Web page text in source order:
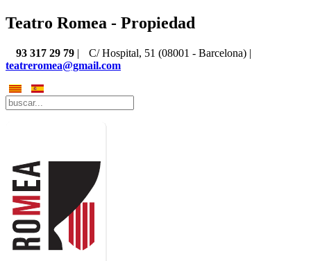
Teatro Romea - Propiedad
93 317 29 79 |
C/ Hospital, 51 (08001 - Barcelona) |
teatreromea@gmail.com